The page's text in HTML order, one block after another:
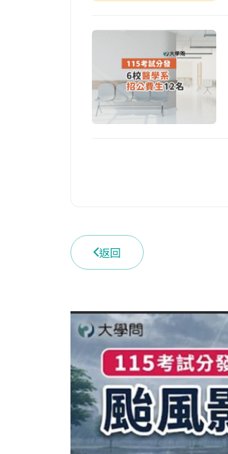
返回